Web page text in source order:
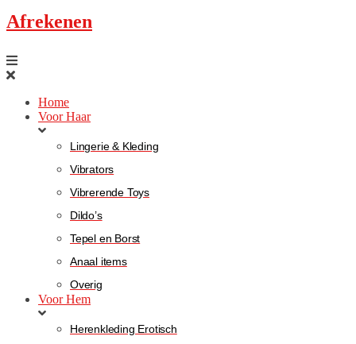
Afrekenen
Home
Voor Haar
Lingerie & Kleding
Vibrators
Vibrerende Toys
Dildo’s
Tepel en Borst
Anaal items
Overig
Voor Hem
Herenkleding Erotisch